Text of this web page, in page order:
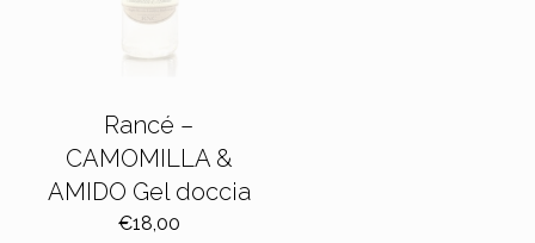
Rancé –
CAMOMILLA &
AMIDO Gel doccia
€18,00